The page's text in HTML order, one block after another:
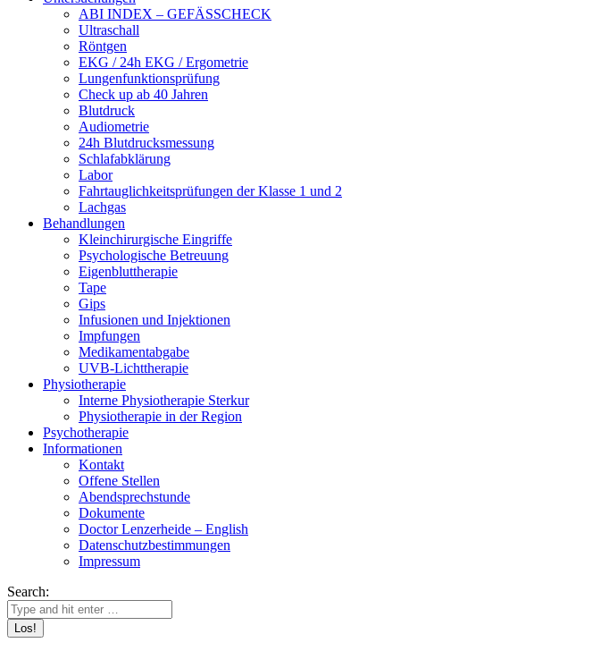
ABI INDEX – GEFÄSSCHECK
Ultraschall
Röntgen
EKG / 24h EKG / Ergometrie
Lungenfunktionsprüfung
Check up ab 40 Jahren
Blutdruck
Audiometrie
24h Blutdrucksmessung
Schlafabklärung
Labor
Fahrtauglichkeitsprüfungen der Klasse 1 und 2
Lachgas
Behandlungen
Kleinchirurgische Eingriffe
Psychologische Betreuung
Eigenbluttherapie
Tape
Gips
Infusionen und Injektionen
Impfungen
Medikamentabgabe
UVB-Lichttherapie
Physiotherapie
Interne Physiotherapie Sterkur
Physiotherapie in der Region
Psychotherapie
Informationen
Kontakt
Offene Stellen
Abendsprechstunde
Dokumente
Doctor Lenzerheide – English
Datenschutzbestimmungen
Impressum
Search: